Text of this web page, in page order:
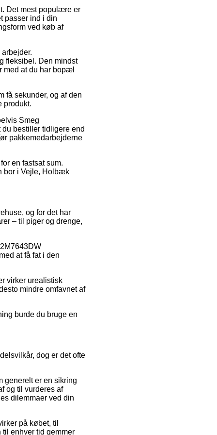
Det mest populære er
passer ind i din
ved køb af
fleksibel. Den mindst
med at du har bopæl
få sekunder, og af den
produkt.
Smeg
bestiller tidligere end
pakkemedarbejderne
en fastsat sum.
bor i Vejle, Holbæk
og for det har
– til piger og drenge,
at få fat i den
virker urealistisk
mindre omfavnet af
burde du bruge en
dog er det ofte
generelt er en sikring
og til vurderes af
dilemmaer ved din
på købet, til
til enhver tid gemmer